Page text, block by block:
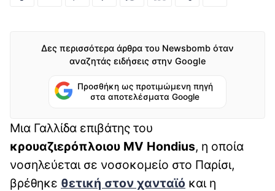
Δες περισσότερα άρθρα του Newsbomb όταν
αναζητάς ειδήσεις στην Google
Προσθήκη ως προτιμώμενη πηγή
στα αποτελέσματα Google
Μια Γαλλίδα επιβάτης του
κρουαζιερόπλοιου MV Hondius, η οποία
νοσηλεύεται σε νοσοκομείο στο Παρίσι,
βρέθηκε θετική στον χανταϊό και η